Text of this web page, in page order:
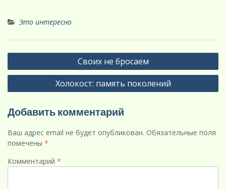
Это интересно
Навигация
по
Своих не бросаем
Холокост: память поколений
Добавить комментарий
Ваш адрес email не будет опубликован. Обязательные поля
помечены *
Комментарий *